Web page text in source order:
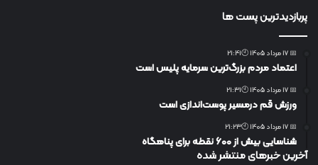
پربازدیدترین پست ها
📅 17 مرداد 1405 🕙21:41
اعتماد مردم بزرگ‌ترین سرمایه پلیس است
📅 17 مرداد 1405 🕙21:31
ورزش قم درمسیر پوست‌اندازی است
📅 17 مرداد 1405 🕙21:23
شناسایی بیش از ۶۰۰ نقطه برای پناهگاه
آخرین خبرهای منتشر شده